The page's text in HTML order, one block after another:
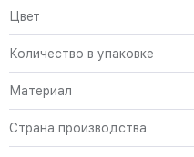
Цвет
Количество в упаковке
Материал
Страна производства